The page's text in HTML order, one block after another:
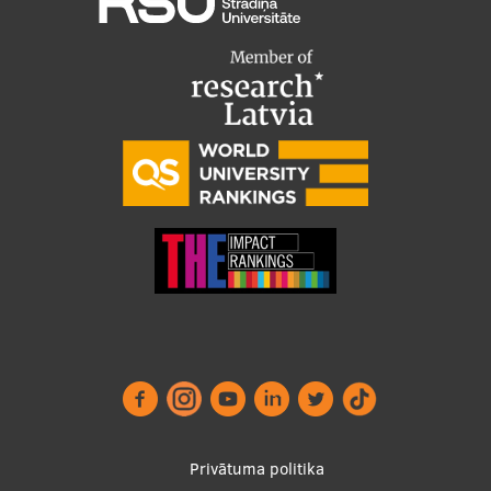
Privātuma politika